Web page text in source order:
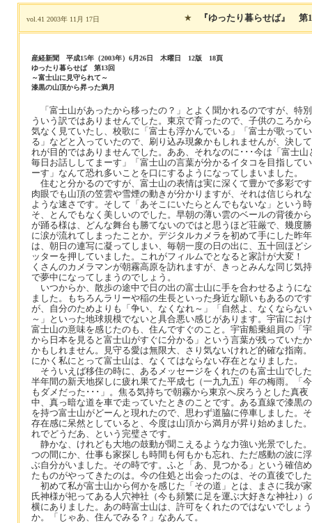
vol.41 2003年 11月 17日 ★ 『ゆったり暮らせば』 第
産経新聞 平成15年（2003年）6月26日 木曜日 12版 18頁
ゆったり暮らせば 第13回
～富士山に見守られて～
漆黒の山頂から昇った満月
「富士山があったから移ったの？」とよく聞かれるのですが、特
ういう訳ではありませんでした。東京で育ったので、子供のころか
気なく見ていたし、校歌に「富士も浮かんでいる」「富士が歌ってい
る」などと入っていたので、刷り込み現象かもしれませんが、決し
れが目的ではありませんでした。ああ、それなのに･･･今は「富士山
毎日お話ししてまーす」「富士山の言葉が分かるイタコを目指して
ーす」なんて恐れ多いことを口にするようになってしまいました。
住むと分かるのですが、富士山の表情は実に深くて豊かで多彩で
肉眼でも山頂の笠雲や雪煙の動きが分かりますが、それは信じられ
ような速さです。そして「あそこにいたらとんでもないな」という
そ、とんでもなく美しいのでした。早朝の薄い雲のベールの背後か
が踊る様は、どんな舞台も勝てないのではと思うほど荘厳で、幾度
に涙が流れてしまったことか。デジタルカメラを初めて手にした昨年
は、朝日の連写に凝ってしまい、毎朝一度の日の出に、五十回ほど
ッターを押していました。これがフィルムでとなると家計が大変！
くさんのカメラマンが朝霧高原を訪れますが、きっとみんな同じ気
で夢中になってしまうのでしょう。
いつからか、散歩の途中で日の出の富士山に手を合わせるように
ました。もちろんラリーや稲の生長といった身近な願いもあるのです
が、自分のためよりも「争い、なくなれ～」「自然よ、なくならな
～」といった地球規模でないと具合悪い感じがあります。宇宙にお
富士山の意味を感じたのも、住んですぐのこと。宇宙船乗組員の「
から日本を見ると富士山がすぐに分かる」という言葉が残っていた
かもしれません。見守る愛は無限大、さり気ないけれど的確な指南
にかく私にとって富士山は、なくてはならない存在となりました。
そういえば移住の時に、あるメッセージをくれたのも富士山でし
半年間の新天地探しに疲れ果てた平成七（一九九五）年の梅雨。「
もダメだった･･･」。焦る気持ちで朝霧から東京へ戻ろうとした真夜
中、真っ暗な道を車で走っていたときのことです。ある直線で漆黒
を持つ富士山がどーんと現れたので、思わず道脇に停車しました。
存在感に呆然としていると、今度は山頂から満月が昇り始めました
れでどうだあ、という完璧さです。
静かな、けれども大地の鼓動が聞こえるような力強い光景でした
つの間にか、仕事も家探しも時間も何もかも忘れ、ただ感動の波に
ぶ自分がいました。その時です。ふと「あ、見つかる」という確信
たものがやってきたのは。今の住処と出会ったのは、その直後でし
初めて私が富士山から何かを感じた「その道」とは、まさに我が
氏神様が祀ってある人穴神社（今も頻繁に足を運ぶ大好きな神社♪）
横にありました。あの時富士山は、許可をくれたのではないでしょう
か。「じゃあ、住んでみる？」なあんて。